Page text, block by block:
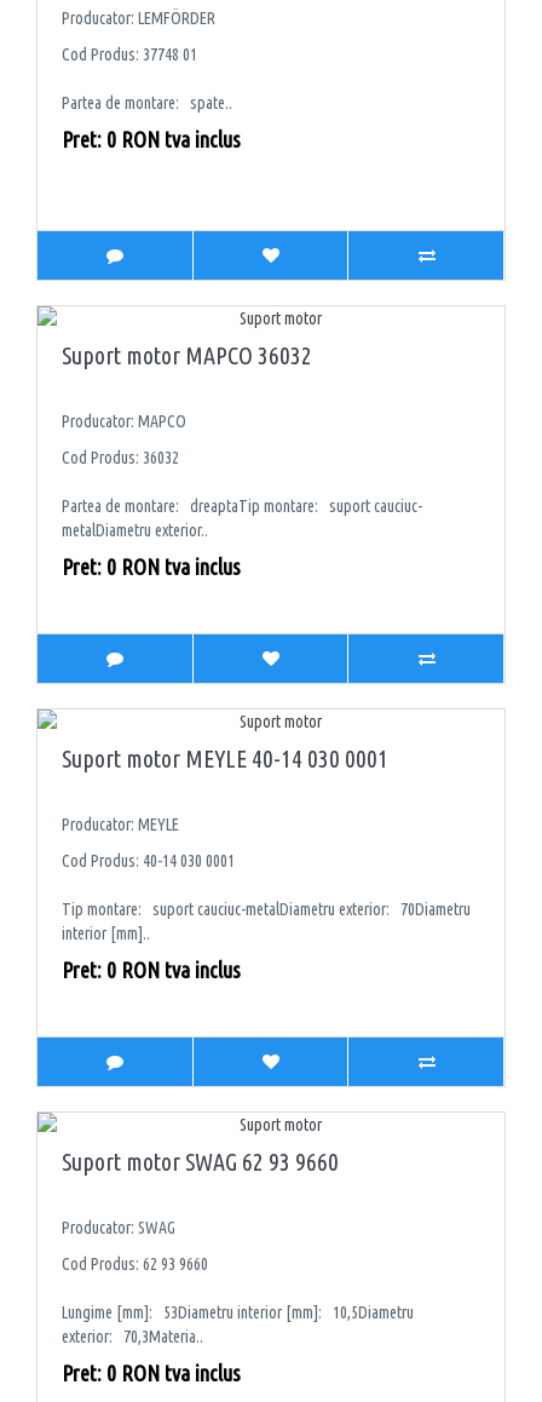
Producator: LEMFÖRDER
Cod Produs: 37748 01
Partea de montare: spate..
Pret: 0 RON tva inclus
Suport motor MAPCO 36032
Producator: MAPCO
Cod Produs: 36032
Partea de montare: dreaptaTip montare: suport cauciuc-
metalDiametru exterior..
Pret: 0 RON tva inclus
Suport motor MEYLE 40-14 030 0001
Producator: MEYLE
Cod Produs: 40-14 030 0001
Tip montare: suport cauciuc-metalDiametru exterior: 70Diametru
interior [mm]..
Pret: 0 RON tva inclus
Suport motor SWAG 62 93 9660
Producator: SWAG
Cod Produs: 62 93 9660
Lungime [mm]: 53Diametru interior [mm]: 10,5Diametru
exterior: 70,3Materia..
Pret: 0 RON tva inclus